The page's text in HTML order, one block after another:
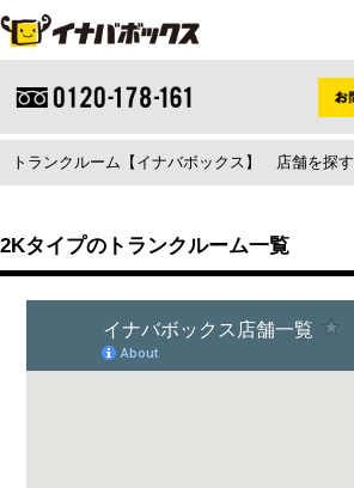
トランクルーム【イナバボックス】 店舗を探す
2Kタイプのトランクルーム一覧